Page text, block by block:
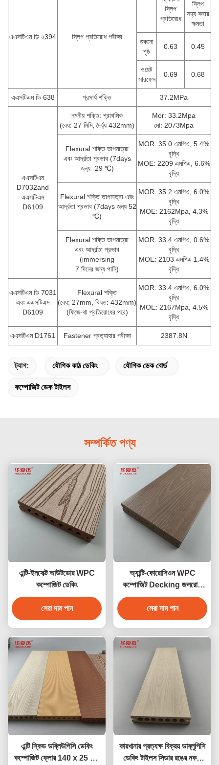
এএসটিএম ডি ২394 স্লিপ প্রতিরোধ পরীক্ষা
স্লিপ
প্রতিরোধ
স্লিপ
সহ্য করার
ক্ষমতা
শুকনো
পৃষ্ঠ
0.63 0.45
ওয়েট
সারফেস
0.69 0.68
এএসটিএম ডি 638 প্রসার্য শক্তি 37.2MPa
এএসটিএম
D7032and
এএসটিএম
D6109
নমনীয় শক্তি: প্রাথমিক
(বেধ: 27 মিমি, দৈর্ঘ্য 432mm)
Mor: 33.2Mpa
মো: 2073Mpa
Flexural শক্তি তাপমাত্রা
এবং আর্দ্রতা প্রভাব (7days
জন্য -29 ℃)
MOR: 35.0 এমপিএ, 5.4%
বৃদ্ধি
MOE: 2209 এমপিএ, 6.6%
বৃদ্ধি
Flexural শক্তি তাপমাত্রা এবং
আর্দ্রতা প্রভাব (7days জন্য 52
℃)
MOR: 35.2 এমপিএ, 6.0%
বৃদ্ধি
MOE: 2162Mpa, 4.3%
বৃদ্ধি
Flexural শক্তি তাপমাত্রা
এবং আর্দ্রতা প্রভাব
(immersing
7 দিনের জন্য পানি)
MOR: 33.4 এমপিএ, 0.6%
বৃদ্ধি
MOE: 2103 এমপিএ 1.4%
বৃদ্ধি
এএসটিএম ডি 7031
এবং এএসটিএম
D6109
Flexural শক্তি
(বেধ: 27mm, বিঘত: 432mm)
(ফিজে-থা প্রতিরোধের পরে)
MOR: 33.4 এমপিএ, 6.0%
বৃদ্ধি
MOE: 2167Mpa, 4.5%
বৃদ্ধি
এএসটিএম D1761 Fastener প্রত্যাহার পরীক্ষা 2387.8N
ট্যাগ: যৌগিক কাঠ ডেকিং যৌগিক ডেক বোর্ড
কম্পোজিট ডেক টাইলস
সম্পর্কিত পণ্য
এন্টি-ইনসেক্ট আউটডোর WPC
কম্পোজিট ডেকিং
সেরা দাম পান
অ্যান্টি-কোরোসিওন WPC
কম্পোজিট Decking জলরোধী
বহিরঙ্গন বাগান মেঝে
সেরা দাম পান
এন্টি স্কিড ডব্লিউপিসি ডেকিং
কম্পোজিট ফ্লোর 140 x 25 মিমি
কারখানার প্রত্যক্ষ বিক্রয় ডাব্লুপিসি
ডেকিং টাইলস সিডার রঙের নকশা